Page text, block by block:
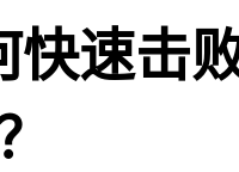
快速击